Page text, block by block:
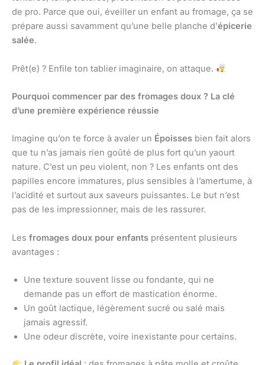
de pro. Parce que oui, éveiller un enfant au fromage, ça se
prépare aussi savamment qu’une belle planche d’épicerie
salée.
Prêt(e) ? Enfile ton tablier imaginaire, on attaque.
Pourquoi commencer par des fromages doux ? La clé
d’une première expérience réussie
Imagine qu’on te force à avaler un Époisses bien fait alors
que tu n’as jamais rien goûté de plus fort qu’un yaourt
nature. C’est un peu violent, non ? Les enfants ont des
papilles encore immatures, plus sensibles à l’amertume, à
l’acidité et surtout aux saveurs puissantes. Le but n’est
pas de les impressionner, mais de les rassurer.
Les fromages doux pour enfants présentent plusieurs
avantages :
Une texture souvent lisse ou fondante, qui ne
demande pas un effort de mastication énorme.
Un goût lactique, légèrement sucré ou salé mais
jamais agressif.
Une odeur discrète, voire inexistante pour certains.